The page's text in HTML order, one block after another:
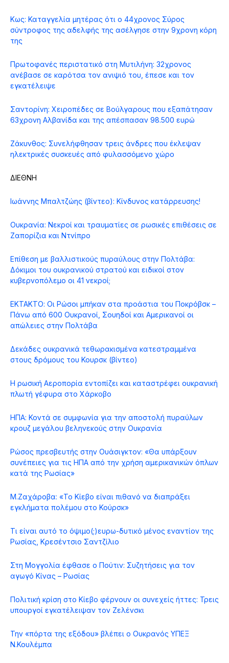
Κως: Καταγγελία μητέρας ότι ο 44χρονος Σύρος
σύντροφος της αδελφής της ασέλγησε στην 9χρονη κόρη
της
Πρωτοφανές περιστατικό στη Μυτιλήνη: 32χρονος
ανέβασε σε καρότσα τον ανιψιό του, έπεσε και τον
εγκατέλειψε
Σαντορίνη: Χειροπέδες σε Βούλγαρους που εξαπάτησαν
63χρονη Αλβανίδα και της απέσπασαν 98.500 ευρώ
Ζάκυνθος: Συνελήφθησαν τρεις άνδρες που έκλεψαν
ηλεκτρικές συσκευές από φυλασσόμενο χώρο
ΔΙΕΘΝΗ
Ιωάννης Μπαλτζώης (βίντεο): Κίνδυνος κατάρρευσης!
Ουκρανία: Νεκροί και τραυματίες σε ρωσικές επιθέσεις σε
Ζαπορίζια και Ντνίπρο
Επίθεση με βαλλιστικούς πυραύλους στην Πολτάβα:
Δόκιμοι του ουκρανικού στρατού και ειδικοί στον
κυβερνοπόλεμο οι 41 νεκροί;
ΕΚΤΑΚΤΟ: Οι Ρώσοι μπήκαν στα προάστια του Ποκρόβσκ –
Πάνω από 600 Ουκρανοί, Σουηδοί και Αμερικανοί οι
απώλειες στην Πολτάβα
Δεκάδες ουκρανικά τεθωρακισμένα κατεστραμμένα
στους δρόμους του Κουρσκ (βίντεο)
Η ρωσική Αεροπορία εντοπίζει και καταστρέφει ουκρανική
πλωτή γέφυρα στο Χάρκοβο
ΗΠΑ: Κοντά σε συμφωνία για την αποστολή πυραύλων
κρουζ μεγάλου βεληνεκούς στην Ουκρανία
Ρώσος πρεσβευτής στην Ουάσιγκτον: «Θα υπάρξουν
συνέπειες για τις ΗΠΑ από την χρήση αμερικανικών όπλων
κατά της Ρωσίας»
Μ.Ζαχάροβα: «Το Κίεβο είναι πιθανό να διαπράξει
εγκλήματα πολέμου στο Κούρσκ»
Τι είναι αυτό το όψιμο(;)ευρω-δυτικό μένος εναντίον της
Ρωσίας, Κρεσέντσιο Σαντζίλιο
Στη Μογγολία έφθασε ο Πούτιν: Συζητήσεις για τον
αγωγό Κίνας – Ρωσίας
Πολιτική κρίση στο Κίεβο φέρνουν οι συνεχείς ήττες: Τρεις
υπουργοί εγκατέλειψαν τον Ζελένσκι
Την «πόρτα της εξόδου» βλέπει ο Ουκρανός ΥΠΕΞ
Ν.Κουλέμπα